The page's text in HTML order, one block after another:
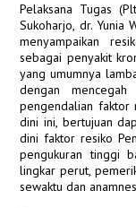
Pelaksana Tugas
Sukoharjo, dr. Yunia
menyampaikan
sebagai penyakit
yang umumnya
dengan
pengendalian faktor
dini ini, bertujuan
dini faktor resiko
pengukuran tinggi
lingkar perut,
sewaktu dan